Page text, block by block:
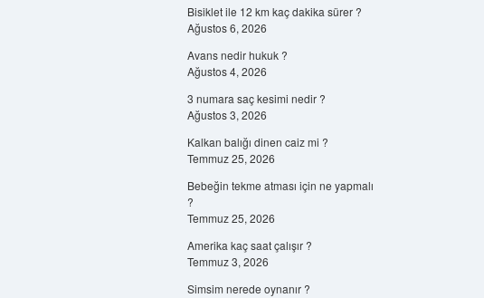
Bisiklet ile 12 km kaç dakika sürer ?
Ağustos 6, 2026
Avans nedir hukuk ?
Ağustos 4, 2026
3 numara saç kesimi nedir ?
Ağustos 3, 2026
Kalkan balığı dinen caiz mi ?
Temmuz 25, 2026
Bebeğin tekme atması için ne yapmalı
?
Temmuz 25, 2026
Amerika kaç saat çalışır ?
Temmuz 3, 2026
Simsim nerede oynanır ?